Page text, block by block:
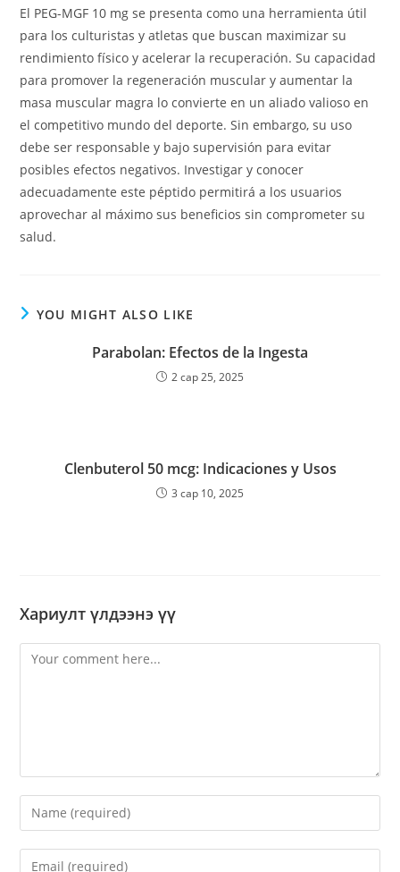
El PEG-MGF 10 mg se presenta como una herramienta útil
para los culturistas y atletas que buscan maximizar su
rendimiento físico y acelerar la recuperación. Su capacidad
para promover la regeneración muscular y aumentar la
masa muscular magra lo convierte en un aliado valioso en
el competitivo mundo del deporte. Sin embargo, su uso
debe ser responsable y bajo supervisión para evitar
posibles efectos negativos. Investigar y conocer
adecuadamente este péptido permitirá a los usuarios
aprovechar al máximo sus beneficios sin comprometer su
salud.
YOU MIGHT ALSO LIKE
Parabolan: Efectos de la Ingesta
2 сар 25, 2025
Clenbuterol 50 mcg: Indicaciones y Usos
3 сар 10, 2025
Хариулт үлдээнэ үү
Comment
Enter
your
name
Enter